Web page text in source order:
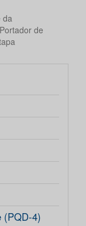
da
de
(PQD-4)